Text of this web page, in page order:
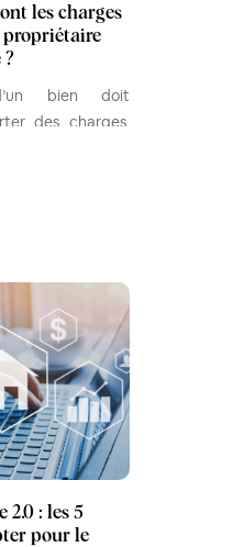
les charges
propriétaire
?
bien doit
des charges,
être récupérées
2.0 : les 5
pour le